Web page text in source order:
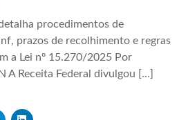
procedimentos de
prazos de recolhimento e regras
a Lei nº 15.270/2025 Por
A Receita Federal divulgou […]